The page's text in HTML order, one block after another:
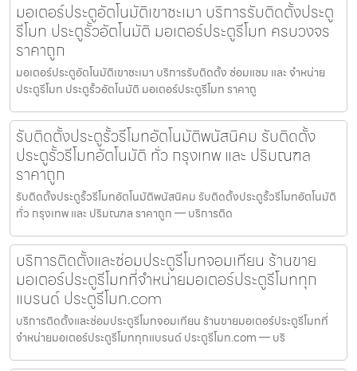
มอเตอร์ประตูอัตโนมัติเขาชะเมา บริการรับติดตั้งประตู
รีโมท ประตูรั้วอัตโนมัติ มอเตอร์ประตูรีโมท ครบวงจร
ราคาถูก
มอเตอร์ประตูอัตโนมัติเขาชะเมา บริการรับติดตั้ง ซ่อมแซม และ จำหน่าย
ประตูรีโมท ประตูรั้วอัตโนมัติ มอเตอร์ประตูรีโมท ราคาถู
รับติดตั้งประตูรั้วรีโมทอัตโนมัติพนัสนิคม รับติดตั้ง
ประตูรั้วรีโมทอัตโนมัติ ทั่ว กรุงเทพ และ ปริมณฑล
ราคาถูก
รับติดตั้งประตูรั้วรีโมทอัตโนมัติพนัสนิคม รับติดตั้งประตูรั้วรีโมทอัตโนมัติ
ทั่ว กรุงเทพ และ ปริมณฑล ราคาถูก — บริการติด
บริการติดตั้งและซ่อมประตูรีโมทจอมเทียน ร้านขาย
มอเตอร์ประตูรีโมทที่จำหน่ายมอเตอร์ประตูรีโมททุก
แบรนด์ ประตูรีโมท.com
บริการติดตั้งและซ่อมประตูรีโมทจอมเทียน ร้านขายมอเตอร์ประตูรีโมทที่
จำหน่ายมอเตอร์ประตูรีโมททุกแบรนด์ ประตูรีโมท.com — บริ